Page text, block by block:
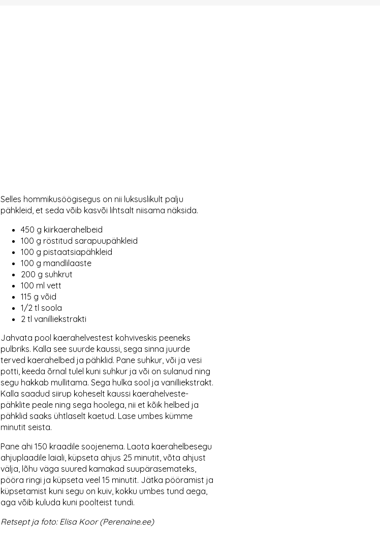
Selles hommikusöögisegus on nii luksuslikult palju
pähkleid, et seda võib kasvõi lihtsalt niisama näksida.
450 g kiirkaerahelbeid
100 g röstitud sarapuupähkleid
100 g pistaatsiapähkleid
100 g mandlilaaste
200 g suhkrut
100 ml vett
115 g võid
1/2 tl soola
2 tl vanilliekstrakti
Jahvata pool kaerahelvestest kohviveskis peeneks
pulbriks. Kalla see suurde kaussi, sega sinna juurde
terved kaerahelbed ja pähklid. Pane suhkur, või ja vesi
potti, keeda õrnal tulel kuni suhkur ja või on sulanud ning
segu hakkab mullitama. Sega hulka sool ja vanilliekstrakt.
Kalla saadud siirup koheselt kaussi kaerahelveste-
pähklite peale ning sega hoolega, nii et kõik helbed ja
pähklid saaks ühtlaselt kaetud. Lase umbes kümme
minutit seista.
Pane ahi 150 kraadile soojenema. Laota kaerahelbesegu
ahjuplaadile laiali, küpseta ahjus 25 minutit, võta ahjust
välja, lõhu väga suured kamakad suupärasemateks,
pööra ringi ja küpseta veel 15 minutit. Jätka pööramist ja
küpsetamist kuni segu on kuiv, kokku umbes tund aega,
aga võib kuluda kuni poolteist tundi.
Retsept ja foto: Elisa Koor (Perenaine.ee)